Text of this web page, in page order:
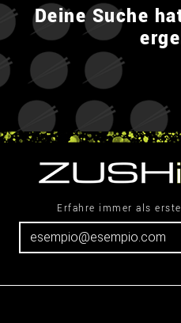
Deine Suche
Erfahre immer als